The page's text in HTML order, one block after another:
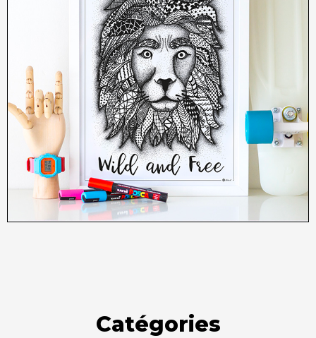
12,00€
Catégories